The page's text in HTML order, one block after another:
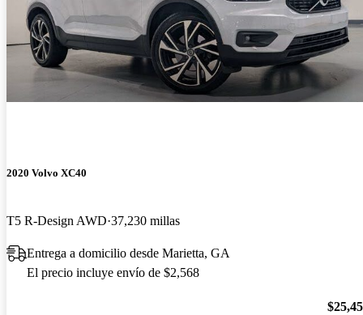
2020 Volvo XC40
T5 R-Design AWD 37,230 millas
Entrega a domicilio desde Marietta, GA
El precio incluye envío de $2,568